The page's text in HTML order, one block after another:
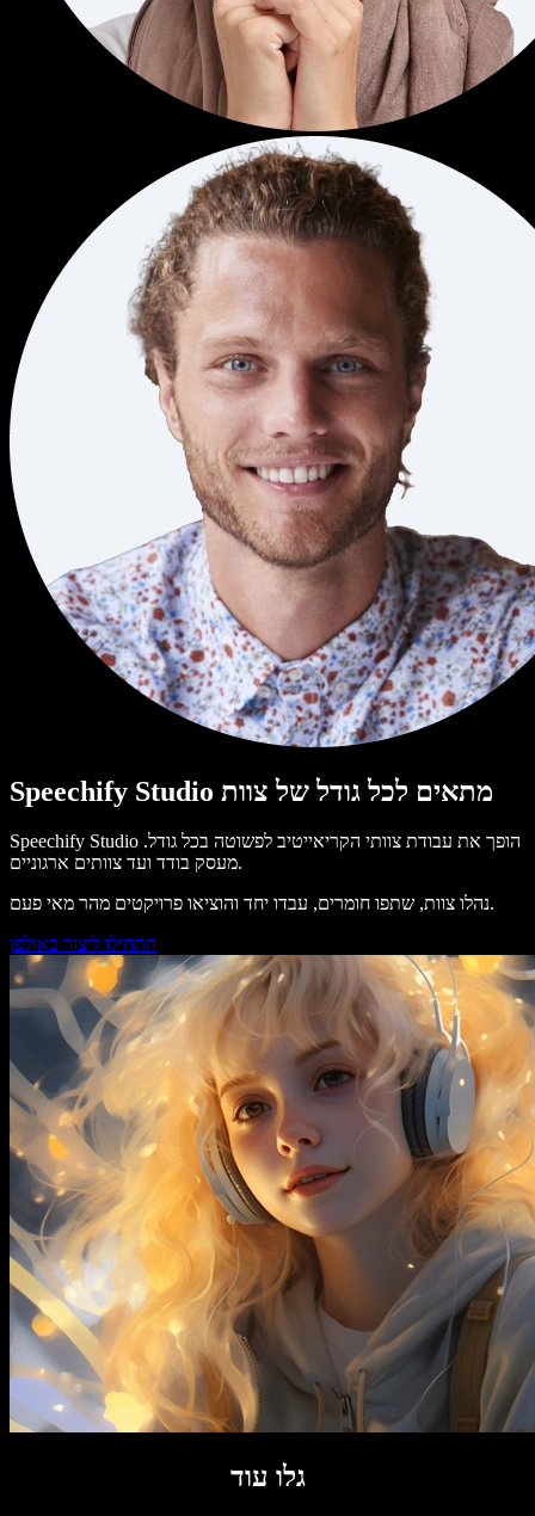
Speechify Studio מתאים לכל גודל של צוות
Speechify Studio הופך את עבודת צוותי הקריאייטיב לפשוטה בכל גודל.
מעסק בודד ועד צוותים ארגוניים.
נהלו צוות, שתפו חומרים, עבדו יחד והוציאו פרויקטים מהר מאי פעם.
התחילו ליצור באולפן
גלו עוד